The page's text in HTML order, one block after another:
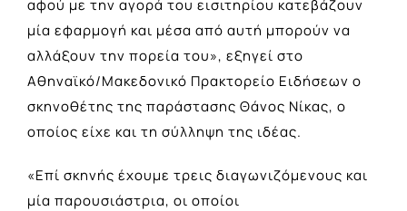
αφού με την αγορά του εισιτηρίου κατεβάζουν
μία εφαρμογή και μέσα από αυτή μπορούν να
αλλάξουν την πορεία του», εξηγεί στο
Αθηναϊκό/Μακεδονικό Πρακτορείο Ειδήσεων ο
σκηνοθέτης της παράστασης Θάνος Νίκας, ο
οποίος είχε και τη σύλληψη της ιδέας.
«Επί σκηνής έχουμε τρεις διαγωνιζόμενους και
μία παρουσιάστρια, οι οποίοι